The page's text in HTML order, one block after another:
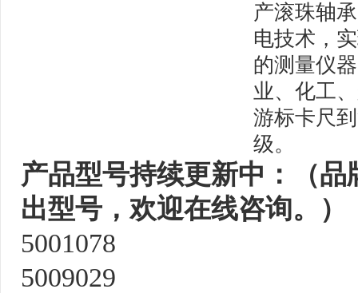
产滚珠轴
电技术，
的测量仪
业、化工
游标卡尺
级。
产品型号持续更新中：（
出型号，欢迎在线咨询。）
5001078
5009029